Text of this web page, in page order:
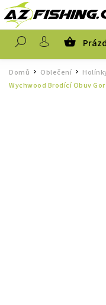
Domů / Oblečení /
Wychwood Brodící Obuv